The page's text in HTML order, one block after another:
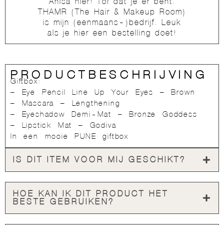
THAMR (The Hair & Makeup Room)
is mijn (eenmaans-)bedrijf. Leuk
als je hier een bestelling doet!
PRODUCTBESCHRIJVING
Giftbox:
– Eye Pencil Line Up Your Eyes – Brown
– Mascara – Lengthening
– Eyeshadow Demi-Mat – Bronze Goddess
– Lipstick Mat – Godiva
In een mooie PUNE giftbox
IS DIT ITEM VOOR MIJ GESCHIKT?
HOE KAN IK DIT PRODUCT HET
BESTE GEBRUIKEN?